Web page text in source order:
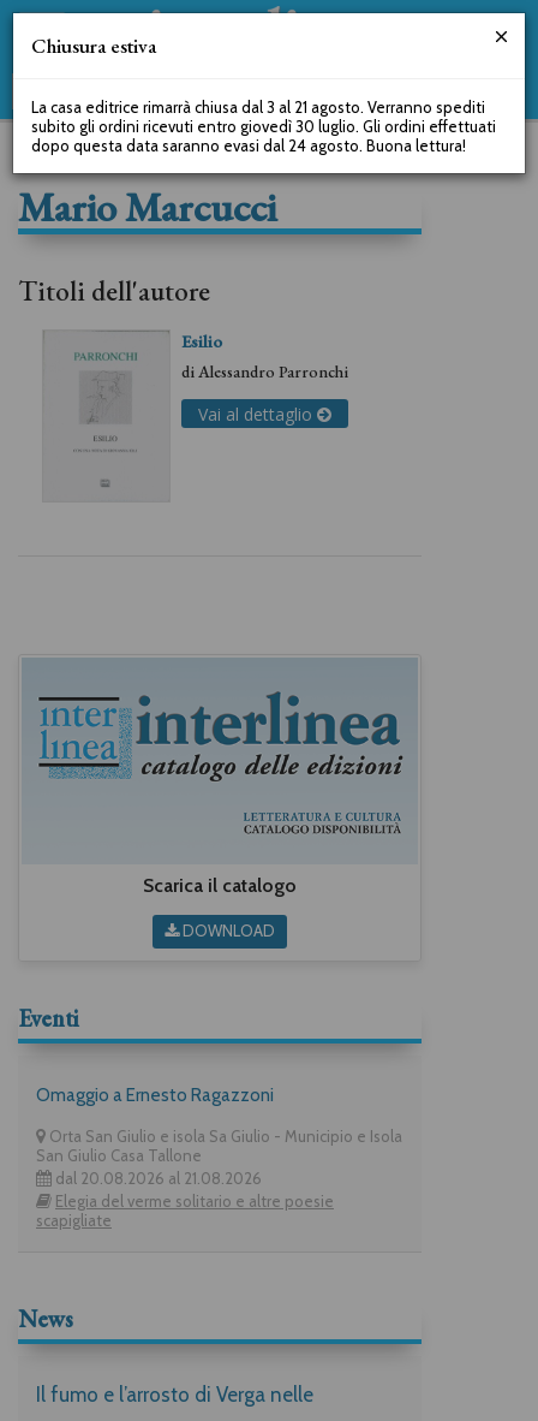
Mario Marcucci
Titoli dell'autore
Esilio
diAlessandro Parronchi
Vai al dettaglio
Scarica il catalogo
DOWNLOAD
Eventi
Omaggio a Ernesto Ragazzoni
Orta San Giulio e isola Sa Giulio - Municipio e Isola
San Giulio Casa Tallone
dal 20.08.2026 al 21.08.2026
Elegia del verme solitario e altre poesie
scapigliate
News
Il fumo e l’arrosto di Verga nelle
Chiusura estiva
La casa editrice rimarrà chiusa dal 3 al 21 agosto. Verranno spediti
subito gli ordini ricevuti entro giovedì 30 luglio. Gli ordini effettuati
dopo questa data saranno evasi dal 24 agosto. Buona lettura!